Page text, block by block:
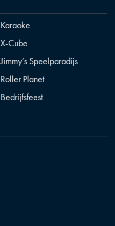
Karaoke
X-Cube
Jimmy’s Speelparadijs
Roller Planet
Bedrijfsfeest